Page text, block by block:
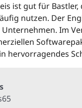
ist gut für Bastler,
nutzen. Der
Im
hervorragendes